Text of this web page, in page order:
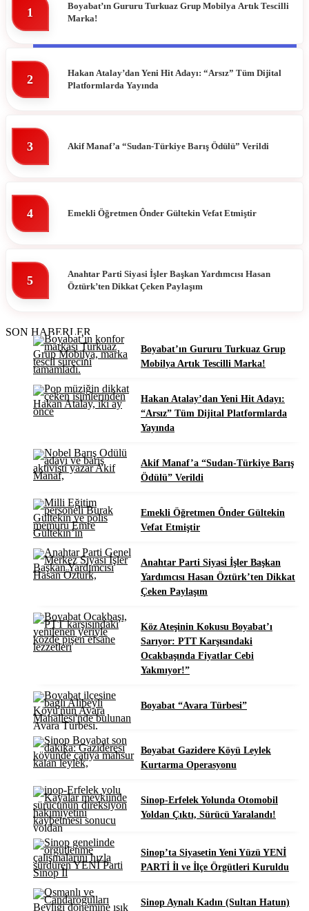
TÜRKELI
1
Boyabat’ın Gururu Turkuaz Grup Mobilya Artık Tescilli
Marka!
2
Hakan Atalay’dan Yeni Hit Adayı: “Arsız” Tüm Dijital
Platformlarda Yayında
3 Akif Manaf’a “Sudan-Türkiye Barış Ödülü” Verildi
4 Emekli Öğretmen Ônder Gültekin Vefat Etmiştir
5
Anahtar Parti Siyasi İşler Başkan Yardımcısı Hasan
Öztürk’ten Dikkat Çeken Paylaşım
SON HABERLER
Boyabat’ın Gururu Turkuaz Grup
Mobilya Artık Tescilli Marka!
Hakan Atalay’dan Yeni Hit Adayı:
“Arsız” Tüm Dijital Platformlarda
Yayında
Akif Manaf’a “Sudan-Türkiye Barış
Ödülü” Verildi
Emekli Öğretmen Ônder Gültekin
Vefat Etmiştir
Anahtar Parti Siyasi İşler Başkan
Yardımcısı Hasan Öztürk’ten Dikkat
Çeken Paylaşım
Köz Ateşinin Kokusu Boyabat’ı
Sarıyor: PTT Karşısındaki
Ocakbaşında Fiyatlar Cebi
Yakmıyor!”
Boyabat “Avara Türbesi”
Boyabat Gazidere Köyü Leylek
Kurtarma Operasyonu
Sinop-Erfelek Yolunda Otomobil
Yoldan Çıktı, Sürücü Yaralandı!
Sinop’ta Siyasetin Yeni Yüzü YENİ
PARTİ İl ve İlçe Örgütleri Kuruldu
Sinop Aynalı Kadın (Sultan Hatun)